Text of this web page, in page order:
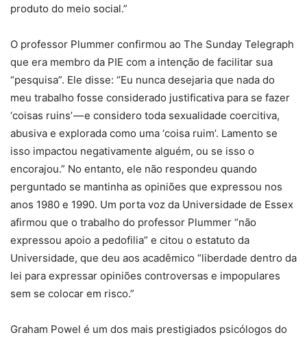
produto do meio social.”
O professor Plummer confirmou ao The Sunday Telegraph
que era membro da PIE com a intenção de facilitar sua
“pesquisa”. Ele disse: “Eu nunca desejaria que nada do
meu trabalho fosse considerado justificativa para se fazer
‘coisas ruins’ — e considero toda sexualidade coercitiva,
abusiva e explorada como uma ‘coisa ruim’. Lamento se
isso impactou negativamente alguém, ou se isso o
encorajou.” No entanto, ele não respondeu quando
perguntado se mantinha as opiniões que expressou nos
anos 1980 e 1990. Um porta voz da Universidade de Essex
afirmou que o trabalho do professor Plummer “não
expressou apoio a pedofilia” e citou o estatuto da
Universidade, que deu aos acadêmico “liberdade dentro da
lei para expressar opiniões controversas e impopulares
sem se colocar em risco.”
Graham Powel é um dos mais prestigiados psicólogos do